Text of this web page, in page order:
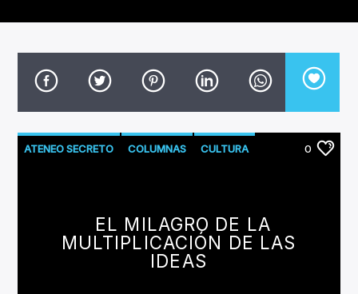
CANCIÓN ACTUAL
ATENEO SECRETO COLUMNAS CULTURA 0
EL MILAGRO DE LA
MULTIPLICACIÓN DE LAS
IDEAS